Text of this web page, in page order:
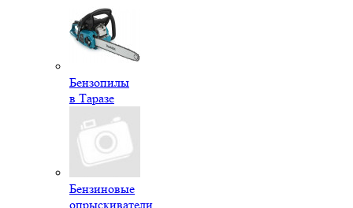
Бензопилы
в Таразе
Бензиновые
опрыскиватели